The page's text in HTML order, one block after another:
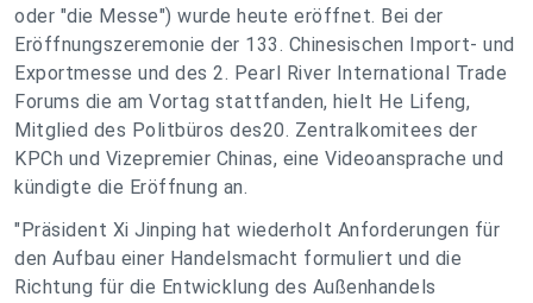
oder "die Messe") wurde heute eröffnet. Bei der
Eröffnungszeremonie der 133. Chinesischen Import- und
Exportmesse und des 2. Pearl River International Trade
Forums die am Vortag stattfanden, hielt He Lifeng,
Mitglied des Politbüros des20. Zentralkomitees der
KPCh und Vizepremier Chinas, eine Videoansprache und
kündigte die Eröffnung an.
"Präsident Xi Jinping hat wiederholt Anforderungen für
den Aufbau einer Handelsmacht formuliert und die
Richtung für die Entwicklung des Außenhandels